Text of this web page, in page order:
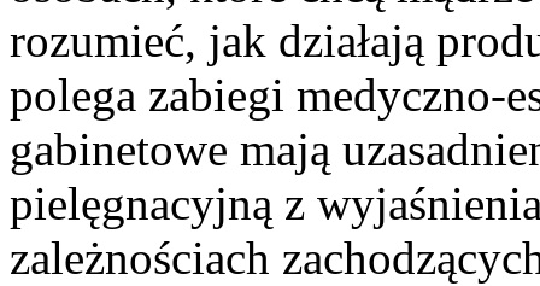
rozumieć, jak działają
polega zabiegi medyczno-
gabinetowe mają
pielęgnacyjną z
zależnościach